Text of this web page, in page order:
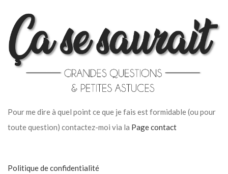
Pour me dire à quel point ce que je fais est formidable (ou pour
toute question) contactez-moi via la Page contact
Politique de confidentialité